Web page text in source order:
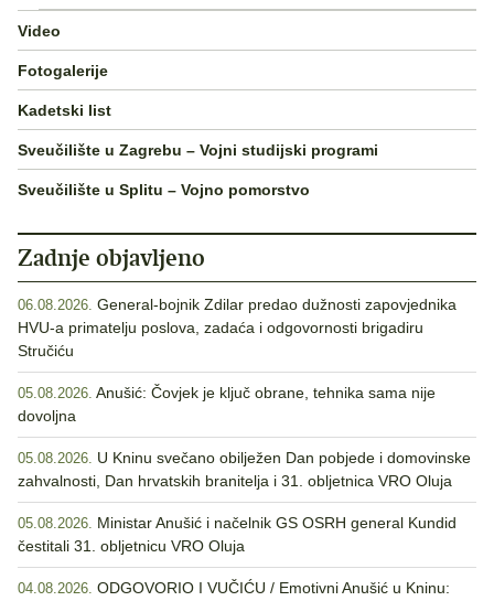
Video
Fotogalerije
Kadetski list
Sveučilište u Zagrebu – Vojni studijski programi
Sveučilište u Splitu – Vojno pomorstvo
Zadnje objavljeno
06.08.2026. General-bojnik Zdilar predao dužnosti zapovjednika
HVU-a primatelju poslova, zadaća i odgovornosti brigadiru
Stručiću
05.08.2026. Anušić: Čovjek je ključ obrane, tehnika sama nije
dovoljna
05.08.2026. U Kninu svečano obilježen Dan pobjede i domovinske
zahvalnosti, Dan hrvatskih branitelja i 31. obljetnica VRO Oluja
05.08.2026. Ministar Anušić i načelnik GS OSRH general Kundid
čestitali 31. obljetnicu VRO Oluja
04.08.2026. ODGOVORIO I VUČIĆU / Emotivni Anušić u Kninu: